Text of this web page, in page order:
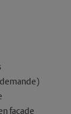
façade